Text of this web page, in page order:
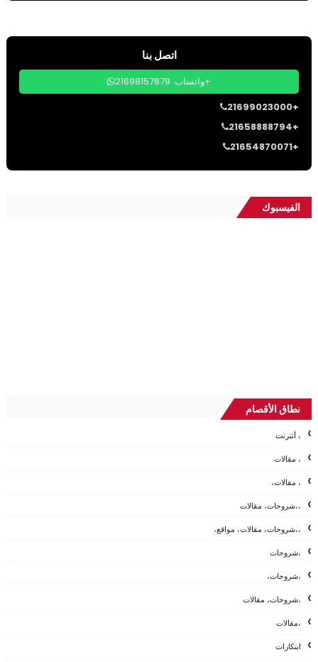
اتصل بنا
واتساب: 21698157879+
21699023000+
21658888794+
21654870071+
الفيسبوك
نطاق الأقصام
، أنترنت
، مقالات
، مقالات،
،،شروحات، مقالات
،،شروحات، مقالات، مواقع،
،شروحات
،شروحات،
،شروحات، مقالات
،مقالات
ابتكارات